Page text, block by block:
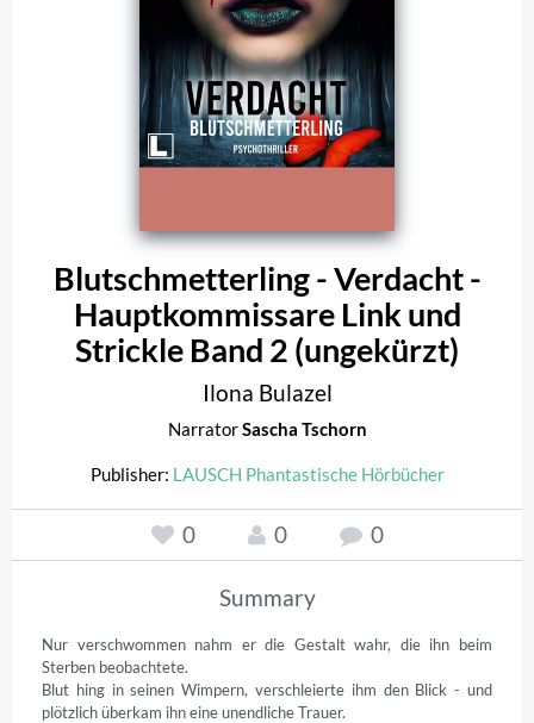
Blutschmetterling - Verdacht -
Hauptkommissare Link und
Strickle Band 2 (ungekürzt)
Ilona Bulazel
NarratorSascha Tschorn
Publisher: LAUSCH Phantastische Hörbücher
0 0 0
Summary
Nur verschwommen nahm er die Gestalt wahr, die ihn beim
Sterben beobachtete.
Blut hing in seinen Wimpern, verschleierte ihm den Blick - und
plötzlich überkam ihn eine unendliche Trauer.